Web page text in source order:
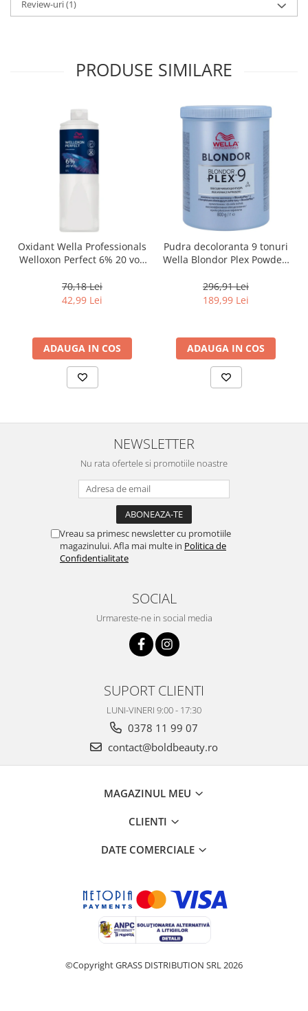
Review-uri(1)
PRODUSE SIMILARE
Oxidant Wella Professionals
Welloxon Perfect 6% 20 vol,
70,18 Lei
42,99 Lei
ADAUGA IN COS
Pudra decoloranta 9 tonuri
Wella Blondor Plex Powder,
296,91 Lei
189,99 Lei
ADAUGA IN COS
NEWSLETTER
Nu rata ofertele si promotiile noastre
Vreau sa primesc newsletter cu promotiile
magazinului. Afla mai multe in Politica de
Confidentialitate
SOCIAL
Urmareste-ne in social media
SUPORT CLIENTI
LUNI-VINERI 9:00 - 17:30
0378 11 99 07
contact@boldbeauty.ro
MAGAZINUL MEU
CLIENTI
DATE COMERCIALE
©Copyright GRASS DISTRIBUTION SRL 2026